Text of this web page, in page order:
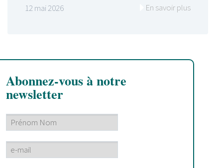
12 mai 2026 En savoir plus
Abonnez-vous à notre
newsletter